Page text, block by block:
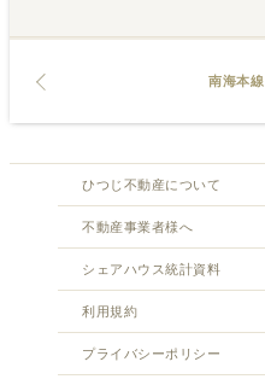
南海本線
ひつじ不動産について
不動産事業者様へ
シェアハウス統計資料
利用規約
プライバシーポリシー